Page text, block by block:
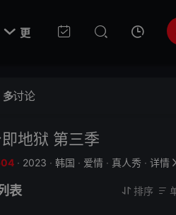
 更
多讨论
地狱 第三季
· 2023 · 韩国 · 爱情 · 真人秀 · 详情 
表  排序 